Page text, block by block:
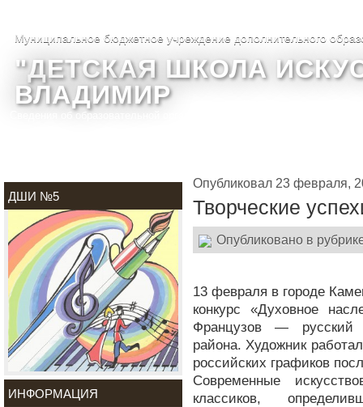
Муниципальное бюджетное учреждение дополнительного
"ДЕТСКАЯ ШКОЛА
ВЛАДИМИР
Сведения об образовательной организации
ДШИ №5
ИНФОРМАЦИЯ
Опубликовал 23 февраля,
Творческие
Опубликовано в
13 февраля в городе
конкурс «Духовное
Французов — русский
района. Художник
российских графиков
Современные
классиков,